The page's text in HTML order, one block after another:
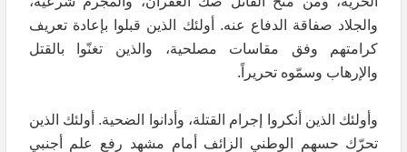
والجلاد صفاقة الدفاع عنه. أولئك الذين قبلوا بإعادة تعريف
كرامتهم وفق مقاسات مصلحية، والذين تغنّوا بالقتل
والإرهاب وسمّوه تحريراً.
وأولئك الذين أنكروا إجرام القتلة، وأدانوا الضحية. أولئك الذين
تحرّك حسهم الوطني الزائف أمام مشهد رفع علم أجنبي